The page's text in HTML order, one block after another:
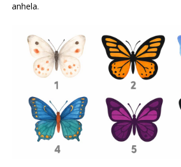
anhela.